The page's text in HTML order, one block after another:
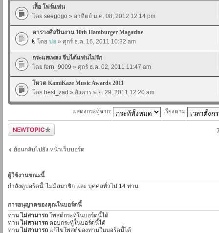
เสื้อ โฟร์แฟน
โดย seegogo » อาทิตย์ ม.ค. 08, 2012 12:14 pm
ตารางศิลปินงาน 10th Hamburger Magazine
โดย ปอ » ศุกร์ ธ.ค. 16, 2011 10:32 am
กระแสเพลง จีบได้แฟนไม่รัก
โดย fern_9009 » ศุกร์ ธ.ค. 02, 2011 11:47 am
โหวต KamiKaze Music Awards 2011
โดย best_zad » อังคาร พ.ย. 29, 2011 12:20 am
แสดงกระทู้จาก: เรียงตาม
ตั้งกระทู้ใหม่
ย้อนกลับไปยัง หน้าเว็บบอร์ด
ผู้ใช้งานขณะนี้
กำลังดูบอร์ดนี้: ไม่มีสมาชิก และ บุคคลทั่วไป 14 ท่าน
การอนุญาตของคุณในบอร์ดนี้
ท่าน ไม่สามารถ โพสต์กระทู้ในบอร์ดนี้ได้
ท่าน ไม่สามารถ ตอบกระทู้ในบอร์ดนี้ได้
ท่าน ไม่สามารถ แก้ไขโพสต์ของท่านในบอร์ดนี้ได้